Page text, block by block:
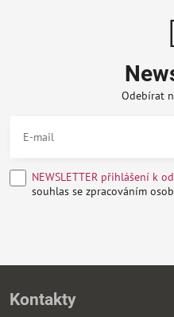
Odebírat
NEWSLETTER přihlášení k
souhlas se
Kontakty